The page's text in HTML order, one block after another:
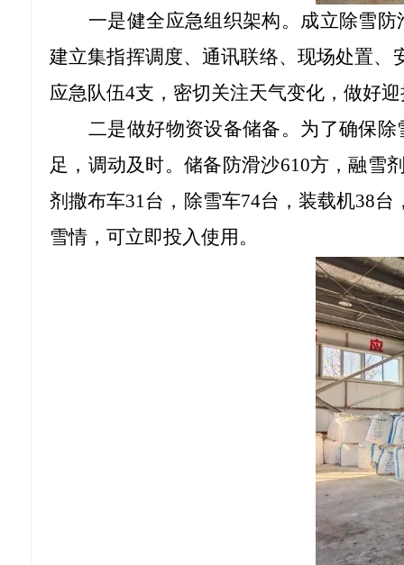
一是健全应急组织架构。成立除雪
建立集指挥调度、通讯联络、现场处置
应急队伍4支，密切关注天气变化，做好
二是做好物资设备储备。为了确保
足，调动及时。储备防滑沙610方，融雪
剂撒布车31台，除雪车74台，装载机38
雪情，可立即投入使用。